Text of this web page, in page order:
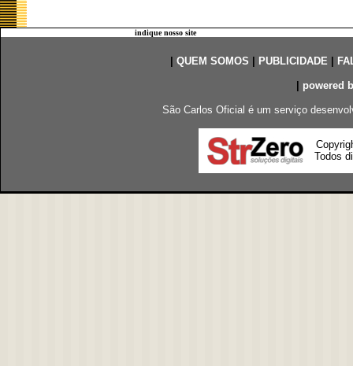
indique nosso site
QUEM SOMOS PUBLICIDADE|
powered
São Carlos Oficial é um serviço
Todos